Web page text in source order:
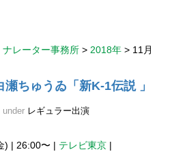
レーター事務所 > 2018年 > 11月
ちゅうゐ「新K-1伝説 」
under レギュラー出演
) | 26:00〜 | テレビ東京 |